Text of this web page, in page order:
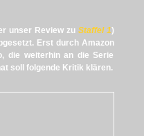
unser Review zu Staffel 1)
Erst durch Amazon
die weiterhin an die Serie
soll folgende Kritik klären.